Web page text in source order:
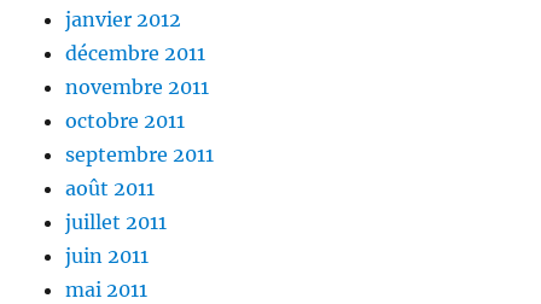
janvier 2012
décembre 2011
novembre 2011
octobre 2011
septembre 2011
août 2011
juillet 2011
juin 2011
mai 2011